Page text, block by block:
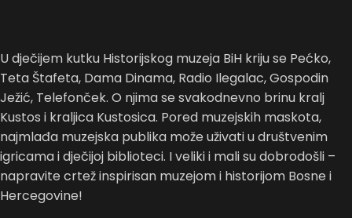
U dječijem kutku Historijskog muzeja BiH kriju se Pećko,
Teta Štafeta, Dama Dinama, Radio Ilegalac, Gospodin
Ježić, Telefonček. O njima se svakodnevno brinu kralj
Kustos i kraljica Kustosica. Pored muzejskih maskota,
najmlađa muzejska publika može uživati u društvenim
igricama i dječijoj biblioteci. I veliki i mali su dobrodošli –
napravite crtež inspirisan muzejom i historijom Bosne i
Hercegovine!